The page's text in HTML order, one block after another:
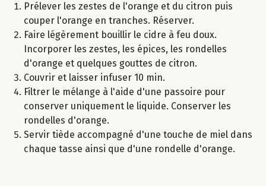
Prélever les zestes de l'orange et du citron puis
couper l'orange en tranches. Réserver.
Faire légèrement bouillir le cidre à feu doux.
Incorporer les zestes, les épices, les rondelles
d'orange et quelques gouttes de citron.
Couvrir et laisser infuser 10 min.
Filtrer le mélange à l'aide d'une passoire pour
conserver uniquement le liquide. Conserver les
rondelles d'orange.
Servir tiède accompagné d'une touche de miel dans
chaque tasse ainsi que d'une rondelle d'orange.